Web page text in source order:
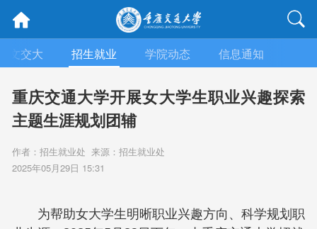
文交大 招生就业 学院动态 信息通知
重庆交通大学开展女大学生职业兴趣探索
主题生涯规划团辅
作者：招生就业处 来源：招生就业处
2025年05月29日 15:31
为帮助女大学生明晰职业兴趣方向、科学规划职